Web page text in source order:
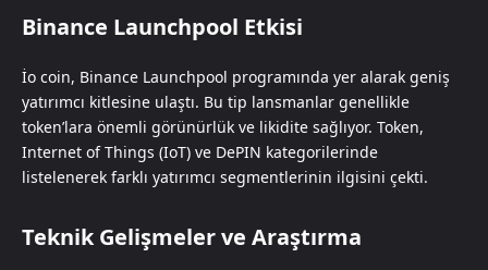
Binance Launchpool Etkisi
İo coin, Binance Launchpool programında yer alarak geniş
yatırımcı kitlesine ulaştı. Bu tip lansmanlar genellikle
token’lara önemli görünürlük ve likidite sağlıyor. Token,
Internet of Things (IoT) ve DePIN kategorilerinde
listelenerek farklı yatırımcı segmentlerinin ilgisini çekti.
Teknik Gelişmeler ve Araştırma